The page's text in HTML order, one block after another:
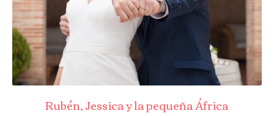
Rubén, Jessica y la pequeña África